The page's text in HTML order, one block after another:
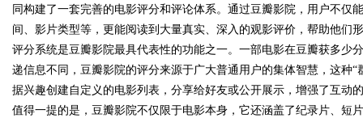
uz
同构建了一套完善的电影评分和评论体系。通过豆瓣影院，用户不仅
间、影片类型等，更能阅读到大量真实、深入的观影评价，帮助他们
评分系统是豆瓣影院最具代表性的功能之一。一部电影在豆瓣获多少
递信息不同，豆瓣影院的评分来源于广大普通用户的集体智慧，这种
据兴趣创建自定义的电影列表，分享给好友或公开展示，增强了互动
值得一提的是，豆瓣影院不仅限于电影本身，它还涵盖了纪录片、短